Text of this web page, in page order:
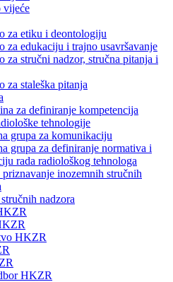
vijeće
za etiku i deontologiju
za edukaciju i trajno usavršavanje
za stručni nadzor, stručna pitanja i
za staleška pitanja
za definiranje kompetencija
tehnologije
grupa za komunikaciju
grupa za definiranje normativa i
rada radiološkog tehnologa
inozemnih stručnih
nadzora
HKZR
HKZR